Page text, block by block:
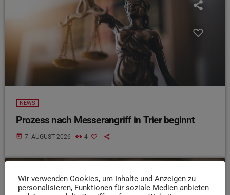
NEWS
Prozess nach Messerangriff in Trier beginnt
today 7. AUGUST 2026 4
insert_link
Wir verwenden Cookies, um Inhalte und Anzeigen zu
personalisieren, Funktionen für soziale Medien anbieten